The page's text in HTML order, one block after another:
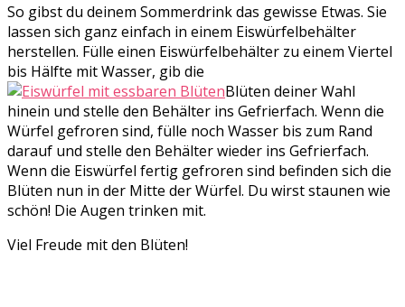
So gibst du deinem Sommerdrink das gewisse Etwas. Sie
lassen sich ganz einfach in einem Eiswürfelbehälter
herstellen. Fülle einen Eiswürfelbehälter zu einem Viertel
bis Hälfte mit Wasser, gib die
Blüten deiner Wahl
hinein und stelle den Behälter ins Gefrierfach. Wenn die
Würfel gefroren sind, fülle noch Wasser bis zum Rand
darauf und stelle den Behälter wieder ins Gefrierfach.
Wenn die Eiswürfel fertig gefroren sind befinden sich die
Blüten nun in der Mitte der Würfel. Du wirst staunen wie
schön! Die Augen trinken mit.
Viel Freude mit den Blüten!